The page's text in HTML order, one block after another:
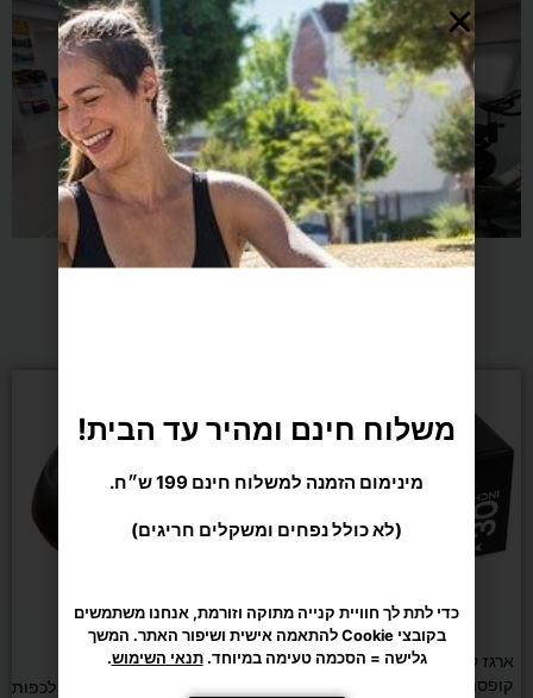
אירובי
ארגז קרוספיט מרופד DENVER –
אירובי
מכשיר עיסוי רפלקסולוגי 3D לכפות
מינימום הזמנה למשלוח חינם 199 ש״ח.
(לא כולל נפחים ומשקלים חריגים)
גלישה = הסכמה טעימה במיוחד.תנאי השימוש.